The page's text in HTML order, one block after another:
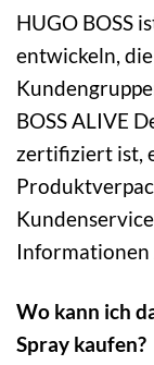
HUGO BOSS
entwickeln,
BOSS ALIVE
zertifiziert ist,
Informationen
Wo kann ich
Spray kaufen?